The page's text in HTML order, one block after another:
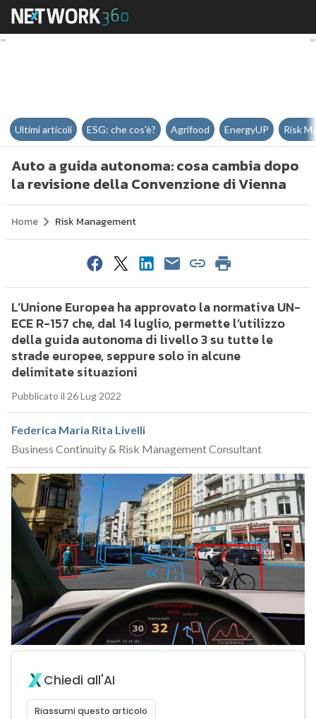
Auto a guida autonoma: cosa
Ultimi articoli ESG: che cos'è? Agrifood EnergyUP Risk
Auto a guida autonoma: cosa cambia dopo
la revisione della Convenzione di Vienna
Home Risk Management
L’Unione Europea ha approvato la normativa UN-
ECE R-157 che, dal 14 luglio, permette l’utilizzo
della guida autonoma di livello 3 su tutte le
strade europee, seppure solo in alcune
delimitate situazioni
Pubblicato il 26 Lug 2022
Federica Maria Rita Livelli
Business Continuity & Risk Management Consultant
Chiedi all'AI
Riassumi questo articolo